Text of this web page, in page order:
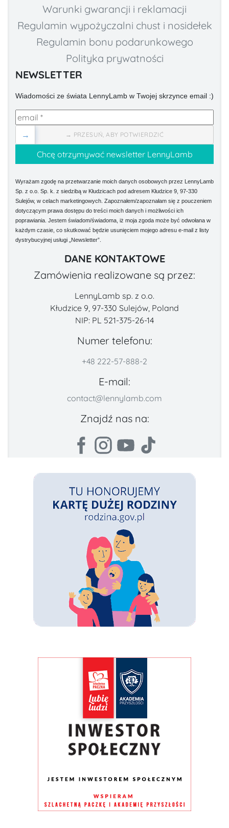
Warunki gwarancji i reklamacji
Regulamin wypożyczalni chust i nosidełek
Regulamin bonu podarunkowego
Polityka prywatności
NEWSLETTER
Wiadomości ze świata LennyLamb w Twojej skrzynce email :)
→ PRZESUŃ, ABY POTWIERDZIĆ
→
Wyrażam zgodę na przetwarzanie moich danych osobowych przez LennyLamb
Sp. z o.o. Sp. k. z siedzibą w Kłudzicach pod adresem Kłudzice 9, 97-330
Sulejów, w celach marketingowych. Zapoznałem/zapoznałam się z pouczeniem
dotyczącym prawa dostępu do treści moich danych i możliwości ich
poprawiania. Jestem świadom/świadoma, iż moja zgoda może być odwołana w
każdym czasie, co skutkować będzie usunięciem mojego adresu e-mail z listy
dystrybucyjnej usługi „Newsletter”.
DANE KONTAKTOWE
Zamówienia realizowane są przez:
LennyLamb sp. z o.o.
Kłudzice 9, 97-330 Sulejów, Poland
NIP: PL 521-375-26-14
Numer telefonu:
+48 222-57-888-2
E-mail:
contact@lennylamb.com
Znajdź nas na: